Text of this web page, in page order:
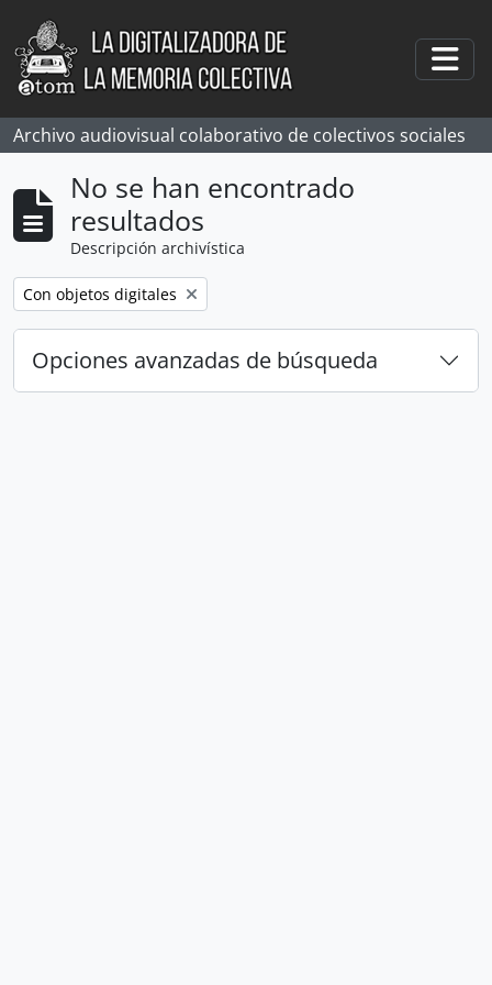
Skip to main content
Archivo audiovisual colaborativo de colectivos sociales
No se han encontrado
resultados
Descripción archivística
Remove filter:
Con objetos digitales
Opciones avanzadas de búsqueda